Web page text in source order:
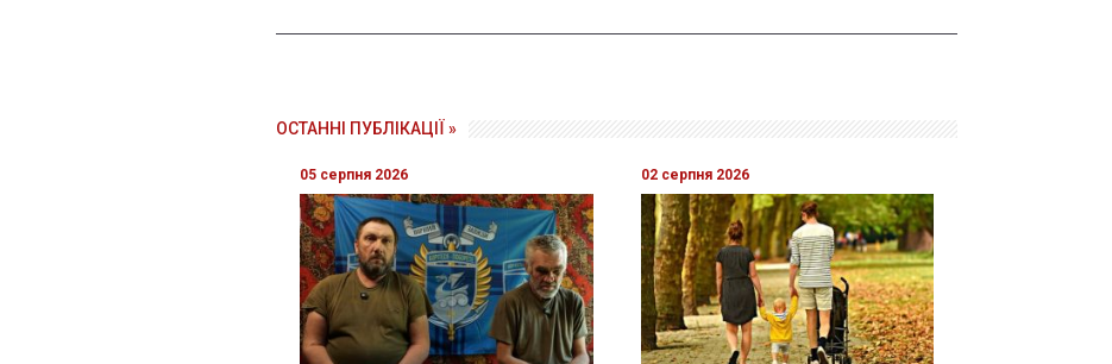
ОСТАННІ ПУБЛІКАЦІЇ »
05 серпня 2026 02 серпня 2026